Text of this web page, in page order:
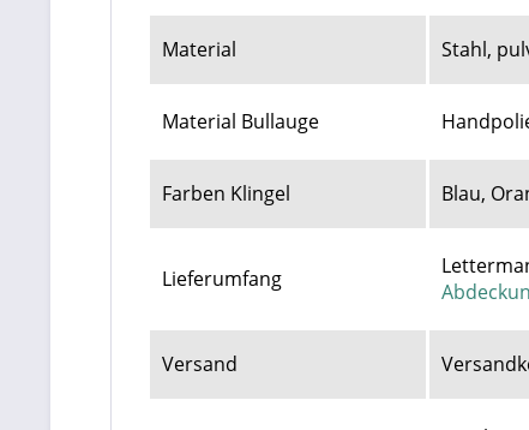
Material Stahl,
Material Bullauge
Farben Klingel Blau,
Lieferumfang
Versand